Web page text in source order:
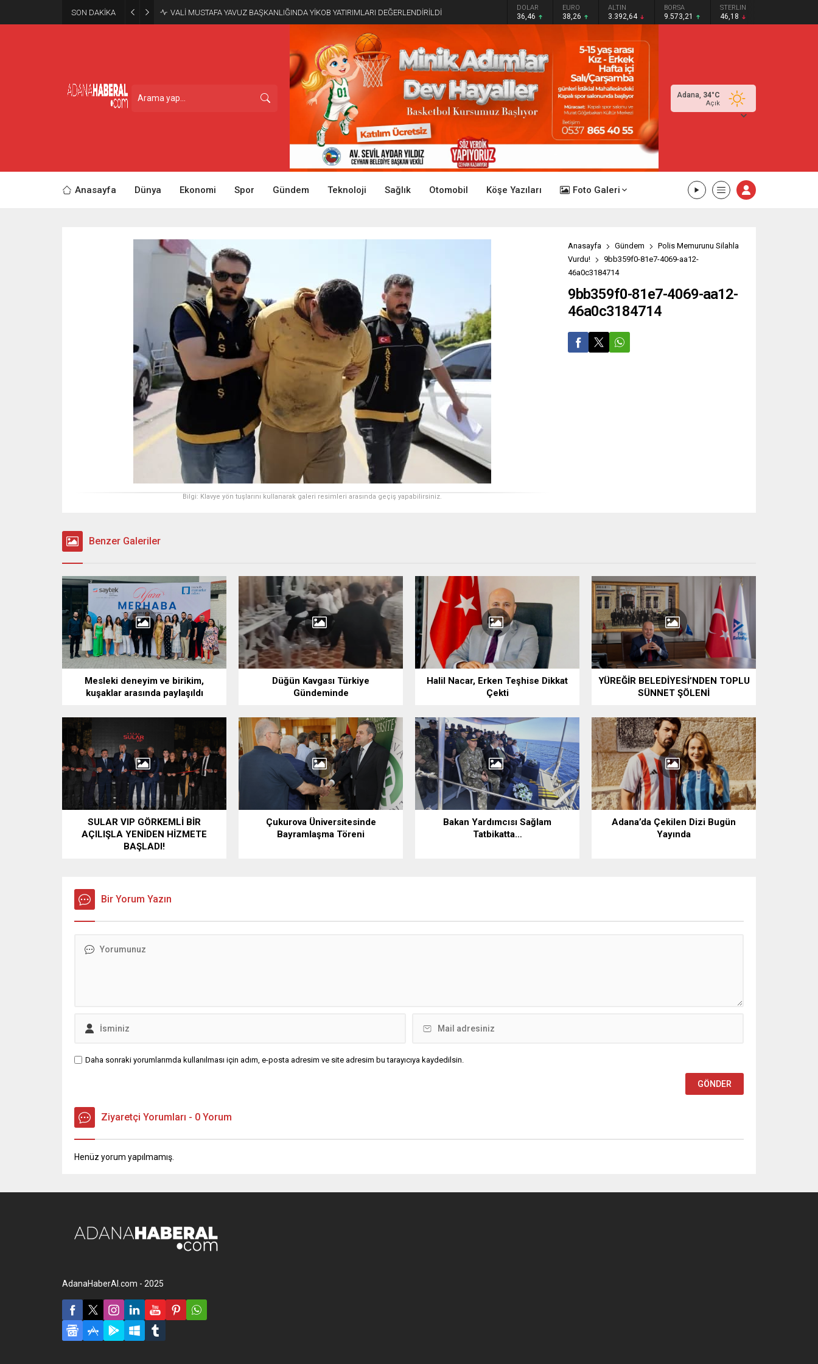
SON DAKİKA VALİ MUSTAFA YAVUZ BAŞKANLIĞINDA YİKOB YATIRIMLARI DEĞERLENDİRİLDİ DOLAR
36,46
EURO
38,26
ALTIN
3.392,64
BORSA
9.573,21
STERLIN
46,18
Adana, 34°C
Açık
Anasayfa Dünya Ekonomi Spor Gündem Teknoloji Sağlık Otomobil Köşe Yazıları Foto Galeri
Bilgi: Klavye yön tuşlarını kullanarak galeri resimleri arasında geçiş yapabilirsiniz.
Anasayfa Gündem
Polis Memurunu Silahla
Vurdu!
9bb359f0-81e7-4069-aa12-
46a0c3184714
9bb359f0-81e7-4069-aa12-
46a0c3184714
Benzer Galeriler
Mesleki deneyim ve birikim,
kuşaklar arasında paylaşıldı
Düğün Kavgası Türkiye
Gündeminde
Halil Nacar, Erken Teşhise Dikkat
Çekti
YÜREĞİR BELEDİYESİ’NDEN TOPLU
SÜNNET ŞÖLENİ
SULAR VIP GÖRKEMLİ BİR
AÇILIŞLA YENİDEN HİZMETE
BAŞLADI!
Çukurova Üniversitesinde
Bayramlaşma Töreni
Bakan Yardımcısı Sağlam
Tatbikatta…
Adana’da Çekilen Dizi Bugün
Yayında
Bir Yorum Yazın
Daha sonraki yorumlarımda kullanılması için adım, e-posta adresim ve site adresim bu tarayıcıya kaydedilsin.
Ziyaretçi Yorumları - 0 Yorum
Henüz yorum yapılmamış.
AdanaHaberAl.com - 2025